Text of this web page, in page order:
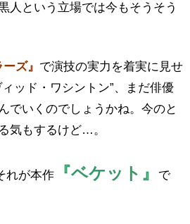
人という立場では今もそうそう
ズ』 で演技の実力を着実に見せ
ッド・ワシントン”、まだ俳優
でいくのでしょうかね。今のと
気もするけど…。
れが本作 『ベケット』
で